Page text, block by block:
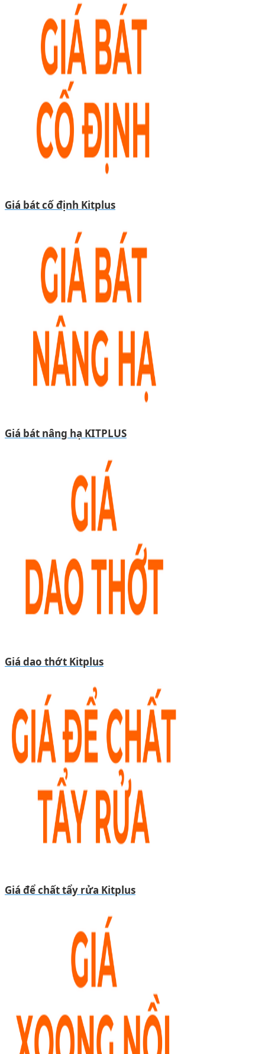
Giá bát cố định Kitplus
Giá bát nâng hạ KITPLUS
Giá dao thớt Kitplus
Giá để chất tẩy rửa Kitplus